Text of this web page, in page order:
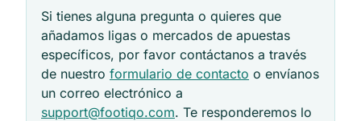
Si tienes alguna pregunta o quieres que
añadamos ligas o mercados de apuestas
específicos, por favor contáctanos a través
de nuestro formulario de contacto o envíanos
un correo electrónico a
support@footiqo.com. Te responderemos lo